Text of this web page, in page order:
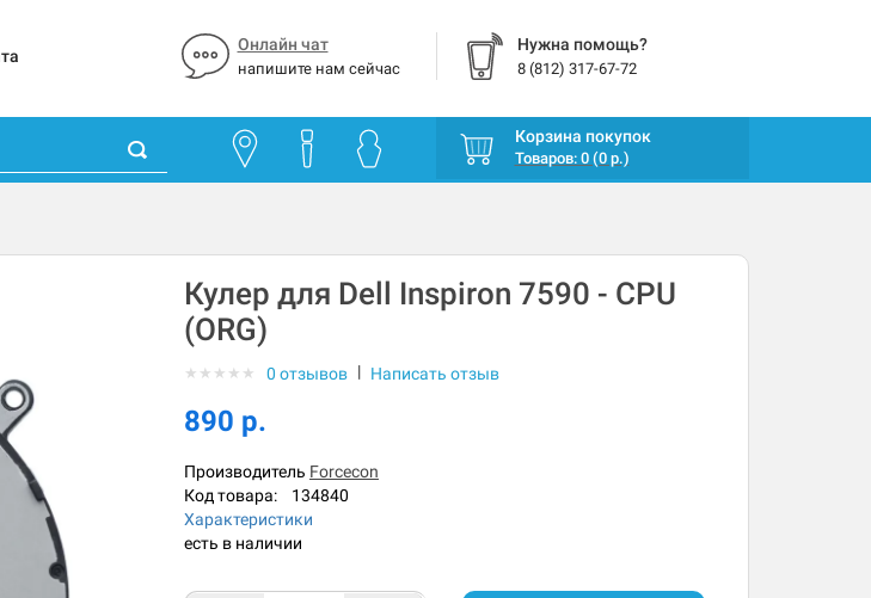
Онлайн чат
напишите нам сейчас
Нужна помощь?
8 (812) 317-67-72
Корзина покупок
Товаров: 0 (0 р.)
Кулер для Dell Inspiron 7590 - CPU
(ORG)
★ ★ ★ ★ ★ 0 отзывов | Написать отзыв
890 р.
Производитель Forcecon
Код товара: 134840
Характеристики
есть в наличии